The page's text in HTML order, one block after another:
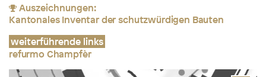
Auszeichnungen:
Kantonales Inventar der schutzwürdigen Bauten
weiterführende links
refurmo Champfèr